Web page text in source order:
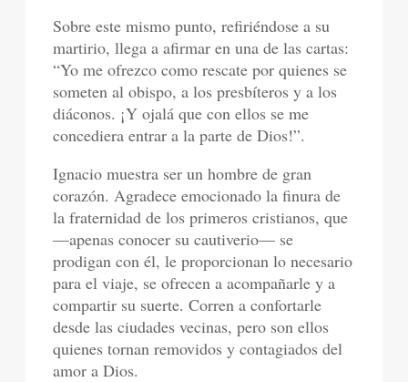
Sobre este mismo punto, refiriéndose a su
martirio, llega a afirmar en una de las cartas:
“Yo me ofrezco como rescate por quienes se
someten al obispo, a los presbíteros y a los
diáconos. ¡Y ojalá que con ellos se me
concediera entrar a la parte de Dios!”.
Ignacio muestra ser un hombre de gran
corazón. Agradece emocionado la finura de
la fraternidad de los primeros cristianos, que
—apenas conocer su cautiverio— se
prodigan con él, le proporcionan lo necesario
para el viaje, se ofrecen a acompañarle y a
compartir su suerte. Corren a confortarle
desde las ciudades vecinas, pero son ellos
quienes tornan removidos y contagiados del
amor a Dios.